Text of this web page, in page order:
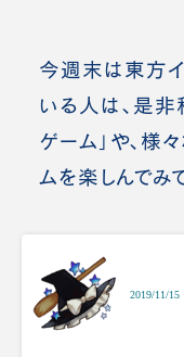
今週末は東方イ
いる人は、是
ゲーム」や、様
ムを楽しんでみ
2019/11/15